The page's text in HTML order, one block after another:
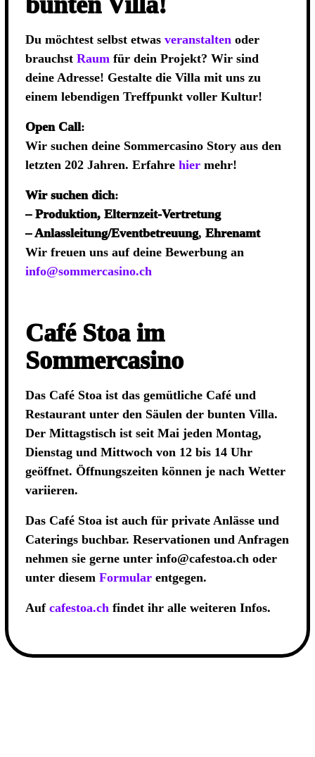
Du möchtest selbst etwasveranstaltenoder
brauchstRaumfür dein Projekt? Wir sind
deine Adresse! Gestalte die Villa mit uns zu
einem lebendigen Treffpunkt voller Kultur!
Open Call:
Wir suchen deine Sommercasino Story aus den
letzten 202 Jahren. Erfahrehiermehr!
Wir suchen dich:
– Produktion, Elternzeit-Vertretung
– Anlassleitung/Eventbetreuung,Ehrenamt
Wir freuen uns auf deine Bewerbung an
info@sommercasino.ch
Café Stoa im
Sommercasino
Das Café Stoa ist das gemütliche Café und
Restaurant unter den Säulen der bunten Villa.
Der Mittagstisch ist seit Mai jeden Montag,
Dienstag und Mittwoch von 12 bis 14 Uhr
geöffnet. Öffnungszeiten können je nach Wetter
variieren.
Das Café Stoa ist auch für private Anlässe und
Caterings buchbar. Reservationen und Anfragen
nehmen sie gerne unterinfo@cafestoa.ch oder
unter diesemFormular entgegen.
Aufcafestoa.ch findet ihr alle weiteren Infos.